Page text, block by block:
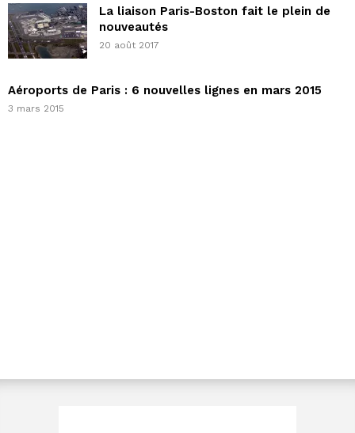
La liaison Paris-Boston fait le plein de
nouveautés
20 août 2017
Aéroports de Paris : 6 nouvelles lignes en mars 2015
3 mars 2015